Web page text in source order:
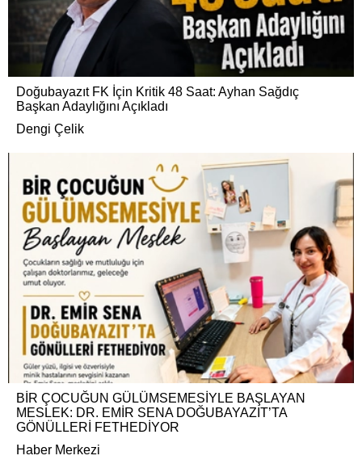
Doğubayazıt FK İçin Kritik 48 Saat: Ayhan Sağdıç
Başkan Adaylığını Açıkladı
Dengi Çelik
BİR ÇOCUĞUN GÜLÜMSEMESİYLE BAŞLAYAN
MESLEK: DR. EMİR SENA DOĞUBAYAZIT’TA
GÖNÜLLERİ FETHEDİYOR
Haber Merkezi